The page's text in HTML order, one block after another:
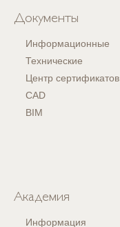
Документы
Информационные
Технические
Центр сертификатов
CAD
BIM
Академия
Информация